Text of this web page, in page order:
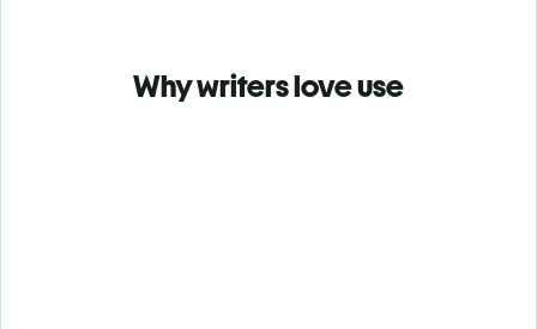
Why writers love use